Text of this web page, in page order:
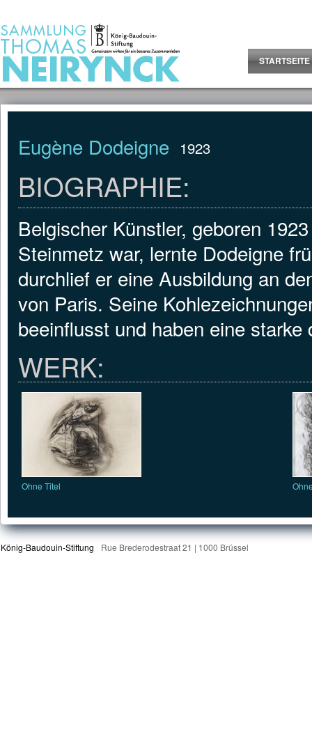
STARTSEITE
Eugène Dodeigne 1923
BIOGRAPHIE:
Belgischer Künstler, geboren
Steinmetz war, lernte Dodeigne
durchlief er eine Ausbildung an
von Paris. Seine
beeinflusst und haben eine
WERK:
Ohne Titel
König-Baudouin-Stiftung Rue Brederodestraat 21 | 1000 Brüssel